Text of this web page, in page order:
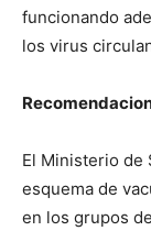
funcionando
los virus
El Ministerio de
esquema de
en los grupos